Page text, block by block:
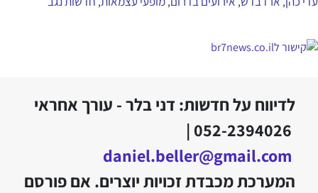
לדיווח על חדשות: דני בלר - עורך אחראי
052-2394026 |
daniel.beller@gmail.com
המערכת מכבדת זכויות יוצרים. אם פורסם